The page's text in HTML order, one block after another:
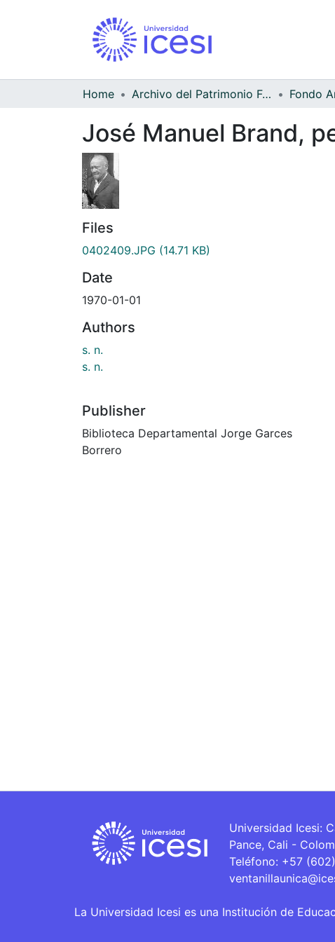
Home Archivo del Patrimonio Fotográfico y Fílmico del Valle del Cauca
José Manuel Brand,
Files
0402409.JPG (14.71 KB)
Date
1970-01-01
Authors
s. n.
s. n.
Publisher
Biblioteca Departamental Jorge Garces
Borrero
Universidad Icesi:
Pance, Cali -
Teléfono: +57
La Universidad Icesi es una Institución de